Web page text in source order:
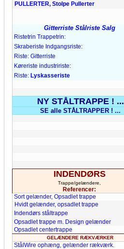
PULLERTER, Stolpe Pullerter
Gitterriste Stålriste Salg
Ristetrin Trappetrin:
Skraberiste Indgangsriste:
Riste: Gitterriste
Køreriste industririste:
Riste: Lyskasseriste
NY STÅLTRAPPE ! ...
SE alle STÅLTRAPPER ! ...
INDENDØRS
Trappe/gelændere,
Referencer:
Sort gelænder, Opsadlet trappe
Hvidt gelænder, opsadlet trappe
Indendørs ståltrappe
Opsadlet trappe m. Design gelænder
Opsadlet centertrappe
GELÆNDERE RÆKVÆRKER
StålWire ophæng, gelænder rækværk.